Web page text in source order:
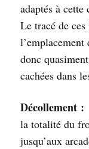
adaptés à
Le tracé de
donc
cachées dans
Décollement :
la totalité du
jusqu’aux